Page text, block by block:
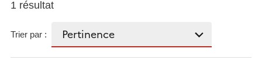
1 résultat
Trier par :